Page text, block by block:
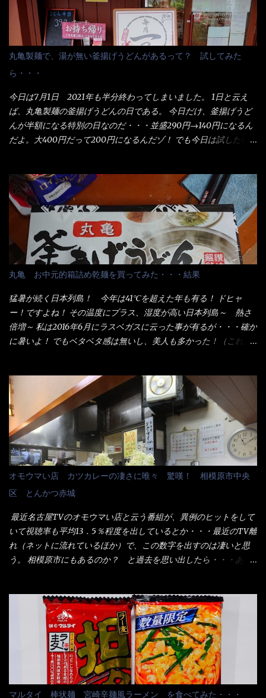
丸亀製麺で、湯が無い釜揚げうどんがあるって？ 試してみた
ら・・・
今日は7月1日 2021年も半分終わってしまいました。 1日と云え
ば、丸亀製麺の釜揚げうどんの日である。 今日だけ、釜揚げうど
んが半額になる特別の日なのだ・・・並盛290円→140円になるん
だよ。大400円だって200円になるんだゾ！ でも今日は試したい
でる～ でもコレって食べきるまで湯に浸かっているわけで、最
初と最後では麺の固さというかコシが違う！ だったら湯なんか要
らないじゃん！ 茹で上げ直後の麺だけいいよ！となるでしょ
う。 事前にググって調べたら、やっぱり＜湯無し＞注文は、裏注
文方法としてあるらしい。 それと店員によっては、理解出来ない
者も居るらしい云う事。 そこでランチ混雑前に、行くのが店への
配慮でもある。 11:20 店内に入り・・・『釜揚げうどん得を湯ナ
シで！』と注文したら、近場にいたオッサン店員はキョトンとし
た顔『湯なし？』（これだ全く理解していないな） すると茹で方
の若い女性店員が『いい！いい！！』とオッサンを向こうへやっ
た。 でサッサと、木桶を用意してうどんだけ入れて出して来まし
た。 な～るほど、この事か・・・ で今日の2021年後半1回目のサ
＞サイズを食べられるか？である。 前回も、大しか食べていない
からね、得がどれくらいの満腹度になるのか？ この得サイズの木
桶は、銭湯で使う洗い桶サイズだなぁ～ この木桶サイズに、満々
と湯が注がれていたら食べ進むうちに、麺が伸びてしまうだろ
う。 これなら茹で上がった直後のままで、食べ進められるじゃな
いか！ 別皿で、葱と天かすを満タンに用意して、山葵も2つ。 そ
れに湯が無い利点として、汁が薄まらない！ これだよ、こ
れ！！ 湯があると、うどんと共に汁の方へ湯までも入ってしま
う。つまりラーメンの麺にスープが絡む現象ですな。 結局、伸び
ずに汁も薄らむこともなく・・最後の方で＜だし汁＞を少し追加
しました。 腹イッパイだけど、得サイズは全てお腹の中へ収まっ
たし満足達成度100％ 苦しいと云う事も無いな！ まだ鶏天1個位
は入りそうだね。 と云う事で、今回＜釜揚げうどんの湯無し＞を
試したら、確...
丸亀 お中元的箱詰め乾麺を買ってみた・・・結果
猛暑が続く日本列島！ 今年は41℃を超えた年も有る！ ドヒャ
ー！ですよね！ その温度にプラス、湿度が高い日本列島～ 熱さ
倍増～ 私は2016年6月にラスベガスに云った事が有るが・・・確か
に暑いよ！ でもベタベタ感は無いし、美人も多かった！（これは
中元は、丁度お盆の夏場に日頃お世話になっている方への＜ご挨
拶＞としての贈り物の習慣です。 今では、大分廃れてしまってい
るかと・・・小生もお中元やお歳暮など送った事は無い！（キッ
パリ） まぁ～この慣習が残っているのは、官公庁や超大手企業戦
士（昇進目的）などの世界でしょう。 要は、ゴマスリ・・・てな
感じかな。 丸亀製麺と云えば、大阪誕生→全国区（北海道と沖縄
は？）へ広がった、讃岐饂飩チェーン店大手といっても過言では
無いでしょう。 各店舗で、毎日饂飩を打っているので饂飩好きの
方には店舗に寄って違う！と云う人も居るらしい・・ そんな大手
讃岐饂飩チェーン店と関係があるのか？ 箱詰め乾麺！ このパッ
ケージからすれば、間違いなく贈答用目的でしょう。 そんな贈答
用箱詰め饂飩・・・またもやメガドンキで発見し購入！ 中身は、
この様な状態です。 乾麺の束が6束／一パックになっており、それ
1280円と云った感じです。 で私は幾らで、メガドンキでゲットし
たかって？ それは非常に言いづらい・・・色々と各方面へ忖度し
て、激安だったとだけ申し上げましょう。 早速1袋を大釜で茹で～
ハイ、約15分ほど茹で上げた状態です。 当家には、高齢者がいる
ので少し柔らかく・・・ 茹で上がった饂飩は、お店の饂飩に比べ
＜細い＞です。 どちらかと云えば、稲庭饂飩的な太さですね。 さ
てこれを、どの様に食べるか？ 長葱無かったので、玉葱を刻んで
オモウマい店 カツカレーの凄さに唯々 驚嘆！ 相模原市中央
区 とんかつ赤城
最近名古屋TVのオモウマい店と云う番組が、異例のヒットをして
いて視聴率も平均13．5％程度を出しているとか・・・最近のTV離
れ（ネットに流れているほか）で、この数字を出すのは凄いと思
う。 相模原市にもあるのか？ と過去を思い出したら・・・あっ
当している。 まずはこれを見て欲しい！ カウンターに置かれた＜
お皿＞である。 直ぐに気づいたでしょう！ 何かキャベツが山じ
ゃないか！？ ハイ、山です。 これが標準なのです。 普通のとん
かつ屋のキャベツと比べたら、10人前ほどあるか？ 値段的には、
メイン（主流は1,000超）＋定食セット350円程と値段的には、そ
れ程では安い訳でも無いが、客足が絶えない人気店である。 そん
なメニューのなかで、リーズナブルで頂ける＜映え＞るメニュー
マルタイ 棒状麺 宮崎辛麺風ラーメン を食べてみた・・・